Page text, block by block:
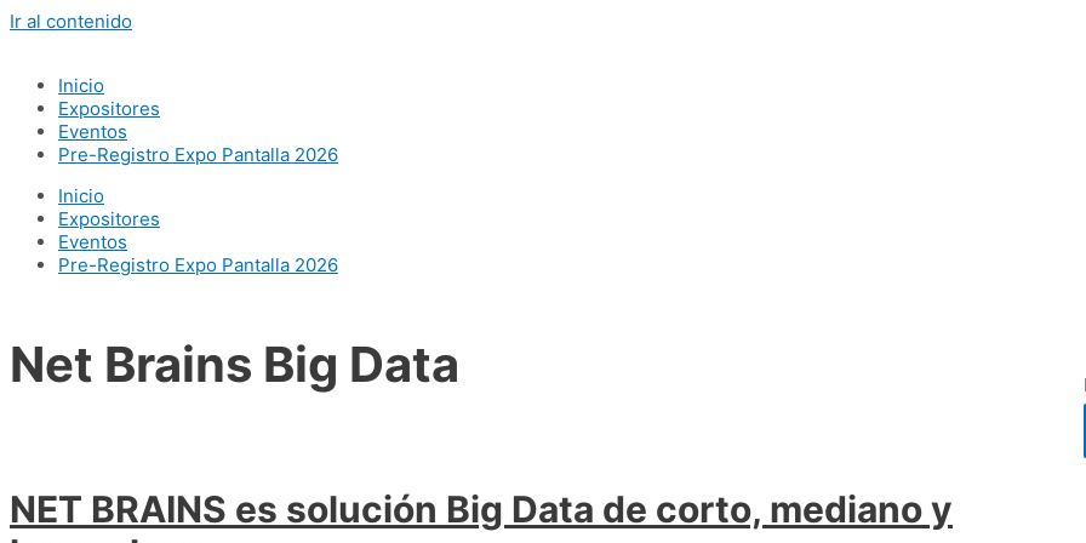
Ir al contenido
Inicio
Expositores
Eventos
Pre-Registro Expo Pantalla 2026
Inicio
Expositores
Eventos
Pre-Registro Expo Pantalla 2026
Net Brains Big Data
NET BRAINS es solución Big Data de corto, mediano y